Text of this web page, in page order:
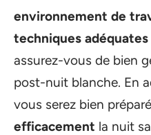
environnement de
techniques adéquates
assurez-vous de bien
post-nuit blanche. En
vous serez bien
efficacement la nuit